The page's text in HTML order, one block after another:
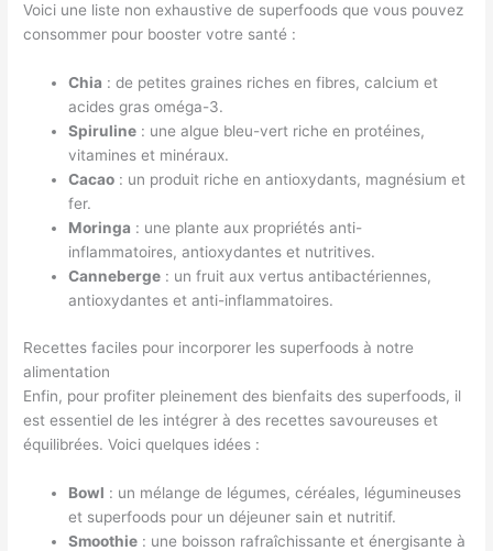
Voici une liste non exhaustive de superfoods que vous pouvez
consommer pour booster votre santé :
Chia : de petites graines riches en fibres, calcium et
acides gras oméga-3.
Spiruline : une algue bleu-vert riche en protéines,
vitamines et minéraux.
Cacao : un produit riche en antioxydants, magnésium et
fer.
Moringa : une plante aux propriétés anti-
inflammatoires, antioxydantes et nutritives.
Canneberge : un fruit aux vertus antibactériennes,
antioxydantes et anti-inflammatoires.
Recettes faciles pour incorporer les superfoods à notre
alimentation
Enfin, pour profiter pleinement des bienfaits des superfoods, il
est essentiel de les intégrer à des recettes savoureuses et
équilibrées. Voici quelques idées :
Bowl : un mélange de légumes, céréales, légumineuses
et superfoods pour un déjeuner sain et nutritif.
Smoothie : une boisson rafraîchissante et énergisante à